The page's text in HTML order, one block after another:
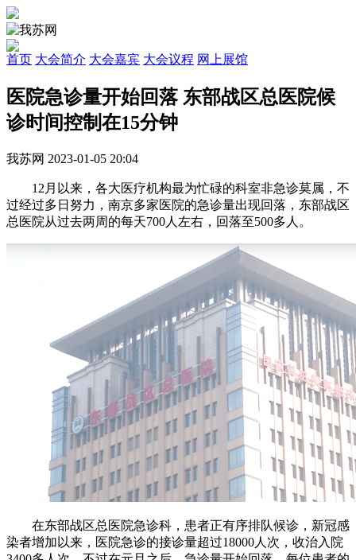
首页 大会简介 大会嘉宾 大会议程 网上展馆
医院急诊量开始回落 东部战区总医院候
诊时间控制在15分钟
我苏网 2023-01-05 20:04
12月以来，各大医疗机构最为忙碌的科室非急诊莫属，不
过经过多日努力，南京多家医院的急诊量出现回落，东部战区
总医院从过去两周的每天700人左右，回落至500多人。
在东部战区总医院急诊科，患者正有序排队候诊，新冠感
染者增加以来，医院急诊的接诊量超过18000人次，收治入院